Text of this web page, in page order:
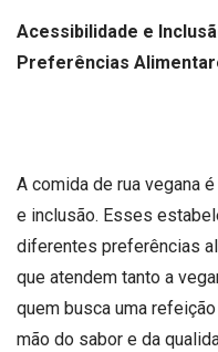
Acessibilidade e
Preferências
A comida de rua vegana
e inclusão. Esses
diferentes preferências
que atendem tanto a
quem busca uma
mão do sabor e da